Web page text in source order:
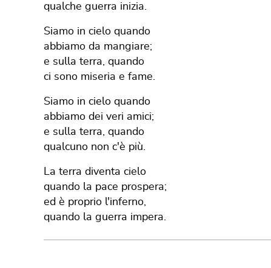
qualche guerra inizia.
Siamo in cielo quando
abbiamo da mangiare;
e sulla terra, quando
ci sono miseria e fame.
Siamo in cielo quando
abbiamo dei veri amici;
e sulla terra, quando
qualcuno non c'è più.
La terra diventa cielo
quando la pace prospera;
ed è proprio l'inferno,
quando la guerra impera.